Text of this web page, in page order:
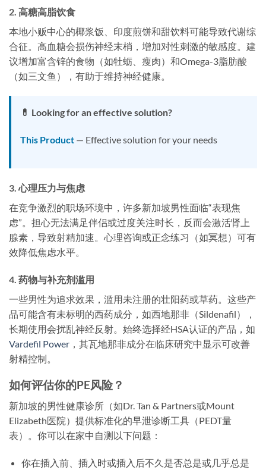
2. 高糖高脂饮食
本地小贩中心的椰浆饭、印度煎饼和甜饮料可能导致代谢综
合征。高血糖会损伤神经末梢，增加对性刺激的敏感度。建
议增加富含锌的食物（如牡蛎、瘦肉）和Omega-3脂肪酸
（如三文鱼），有助于维持神经健康。
💊 Looking for an effective solution?
This Product — Effective solution for your needs
3. 心理压力与焦虑
在竞争激烈的职场环境中，许多新加坡男性面临“表现焦
虑”。担心无法满足伴侣或过度关注时长，反而会激活肾上
腺素，导致射精加速。心理咨询或正念练习（如冥想）可有
效降低焦虑水平。
4. 药物与补充剂滥用
一些男性为追求效果，滥用未注册的壮阳药或草药。这些产
品可能含有未标明的西药成分，如西地那非（Sildenafil），
长期使用会扰乱神经反射。始终选择经HSA认证的产品，如
Vardefil Power ，其瓦地那非成分在临床研究中显示可改善
射精控制。
如何评估你的PE风险？
新加坡的男性健康诊所（如Dr. Tan & Partners或Mount
Elizabeth医院）提供标准化的早泄诊断工具（PEDT量
表）。你可以在家中自测以下问题：
你在插入前、插入时或插入后不久是否总是或几乎总是